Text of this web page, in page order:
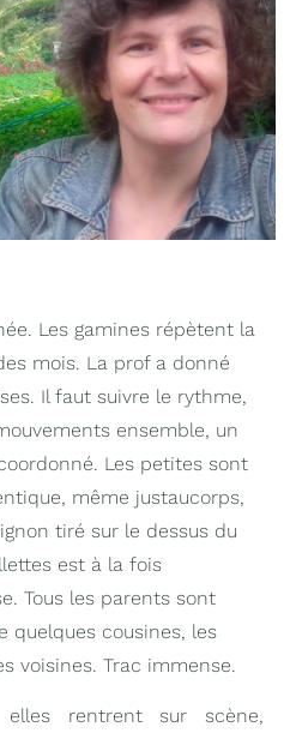
Les gamines répètent la
mois. La prof a donné
Il faut suivre le rythme,
ensemble, un
Les petites sont
même justaucorps,
tiré sur le dessus du
est à la fois
Tous les parents sont
quelques cousines, les
voisines. Trac immense.
elles rentrent sur scène,